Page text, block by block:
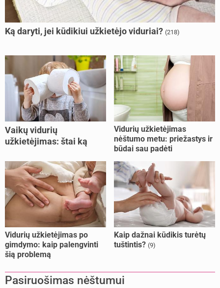
Ką daryti, jei kūdikiui užkietėjo viduriai? (218)
Vaikų vidurių
užkietėjimas: štai ką
Vidurių užkietėjimas
nėštumo metu: priežastys ir
būdai sau padėti
Vidurių užkietėjimas po
gimdymo: kaip palengvinti
šią problemą
Kaip dažnai kūdikis turėtų
tuštintis? (9)
Pasiruošimas nėštumui